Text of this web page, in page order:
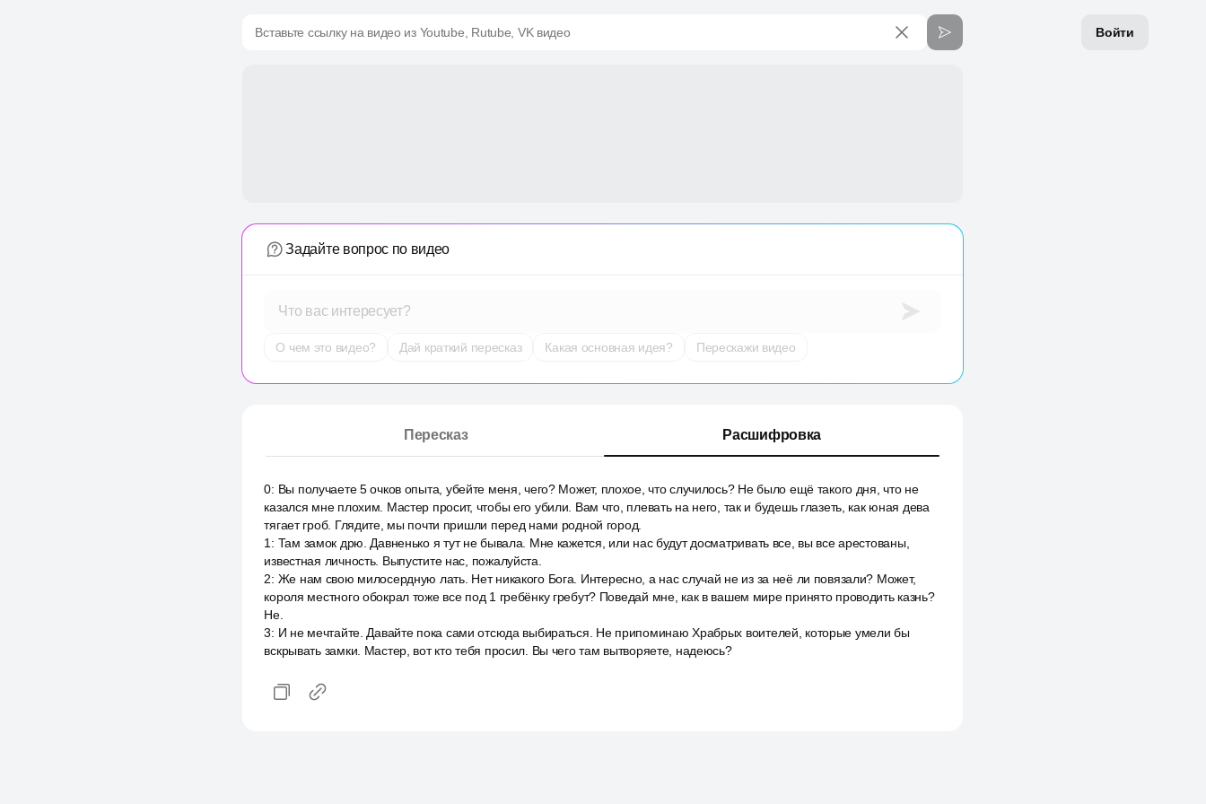
Войти
Вставьте ссылку на видео из Youtube, Rutube, VK видео
Задайте вопрос по видео
Что вас интересует?
О чем это видео? Дай краткий пересказ Какая основная идея? Перескажи видео
Пересказ Расшифровка
0: Вы получаете 5 очков опыта, убейте меня, чего? Может, плохое, что случилось? Не было ещё такого дня, что не
казался мне плохим. Мастер просит, чтобы его убили. Вам что, плевать на него, так и будешь глазеть, как юная дева
тягает гроб. Глядите, мы почти пришли перед нами родной город.
1 : Там замок дрю. Давненько я тут не бывала. Мне кажется, или нас будут досматривать все, вы все арестованы,
известная личность. Выпустите нас, пожалуйста.
2: Же нам свою милосердную лать. Нет никакого Бога. Интересно, а нас случай не из за неё ли повязали? Может,
короля местного обокрал тоже все под 1 гребёнку гребут? Поведай мне, как в вашем мире принято проводить казнь?
Не.
3: И не мечтайте. Давайте пока сами отсюда выбираться. Не припоминаю Храбрых воителей, которые умели бы
вскрывать замки. Мастер, вот кто тебя просил. Вы чего там вытворяете, надеюсь?